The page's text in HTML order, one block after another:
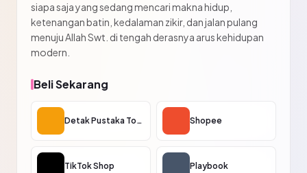
siapa saja yang sedang mencari makna hidup,
ketenangan batin, kedalaman zikir, dan jalan pulang
menuju Allah Swt. di tengah derasnya arus kehidupan
modern.
Beli Sekarang
Detak Pustaka Toko Shopee
TikTok Shop Playbook